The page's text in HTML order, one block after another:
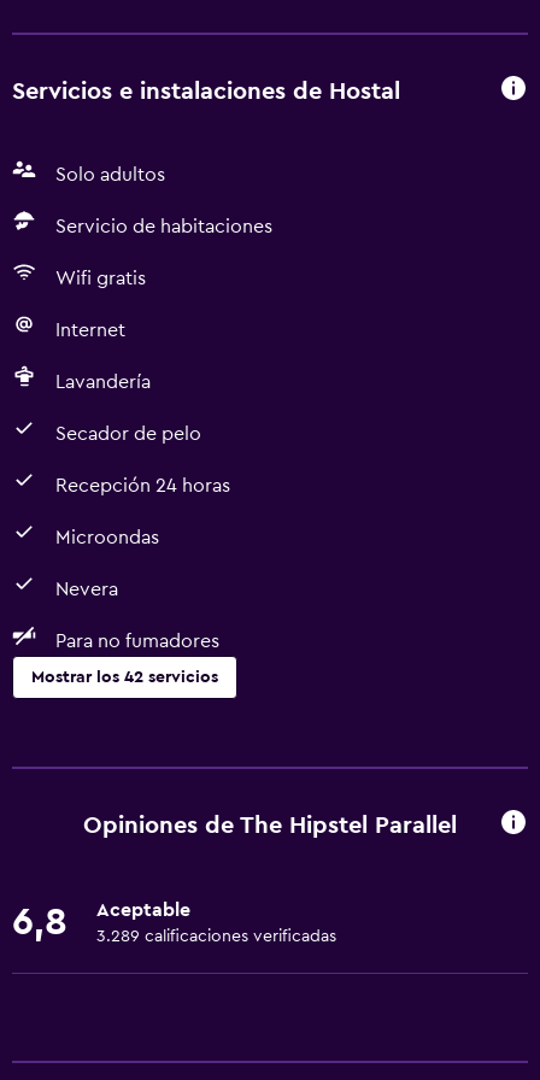
Servicios e instalaciones de Hostal
Solo adultos
Servicio de habitaciones
Wifi gratis
Internet
Lavandería
Secador de pelo
Recepción 24 horas
Microondas
Nevera
Para no fumadores
Mostrar los 42 servicios
Wifi gratis
Extinguidor
Opiniones de The Hipstel Parallel
6,8 Aceptable
3.289 calificaciones verificadas